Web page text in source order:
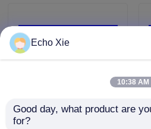
10mL ガラスびんのラベル
小さいびんのラベル
BPC ホログラフィック
Echo Xie
10:38 AM
Good day, what product are
for?